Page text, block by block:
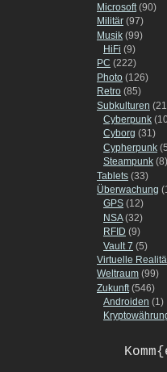
Microsoft(90)
Militär (97)
Musik (99)
HiFi (9)
PC (222)
Photo (126)
Retro (85)
Subkulturen
Cyberpunk
Cyborg (31)
Cypherpunk
Steampunk (8)
Tablets (33)
Überwachung
GPS (12)
NSA(32)
RFID (9)
Vault 7 (5)
Virtuelle
Weltraum (99)
Zukunft (546)
Androiden (1)